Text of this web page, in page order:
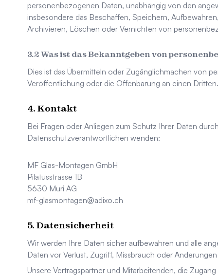
personenbezogenen Daten, unabhängig von den
insbesondere das Beschaffen, Speichern,
Archivieren, Löschen oder Vernichten von
Was ist das Bekanntgeben von
Dies ist das Übermitteln oder Zugänglichmachen von
Veröffentlichung oder die Offenbarung an einen Dritten.
Kontakt
Bei Fragen oder Anliegen zum Schutz Ihrer Daten
Datenschutzverantwortlichen wenden:
MF Glas-Montagen GmbH
Pilatusstrasse 1B
5630 Muri AG
mf-glasmontagen@adixo.ch
Datensicherheit
Wir werden Ihre Daten sicher aufbewahren und alle
Daten vor Verlust, Zugriff, Missbrauch oder
Unsere Vertragspartner und Mitarbeitenden, die